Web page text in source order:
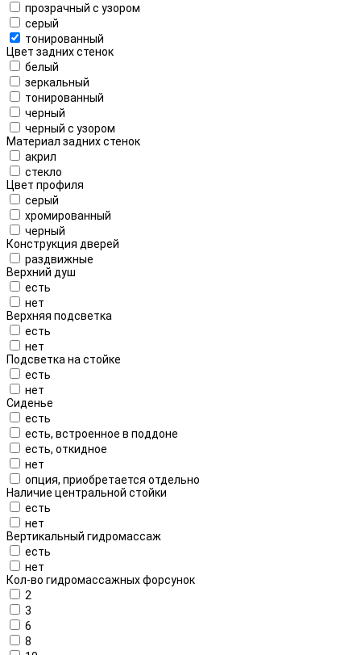
прозрачный с узором
серый
тонированный
Цвет задних стенок
белый
зеркальный
тонированный
черный
черный с узором
Материал задних стенок
акрил
стекло
Цвет профиля
серый
хромированный
черный
Конструкция дверей
раздвижные
Верхний душ
есть
нет
Верхняя подсветка
есть
нет
Подсветка на стойке
есть
нет
Сиденье
есть
есть, встроенное в поддоне
есть, откидное
нет
опция, приобретается отдельно
Наличие центральной стойки
есть
нет
Вертикальный гидромассаж
есть
нет
Кол-во гидромассажных форсунок
2
3
6
8